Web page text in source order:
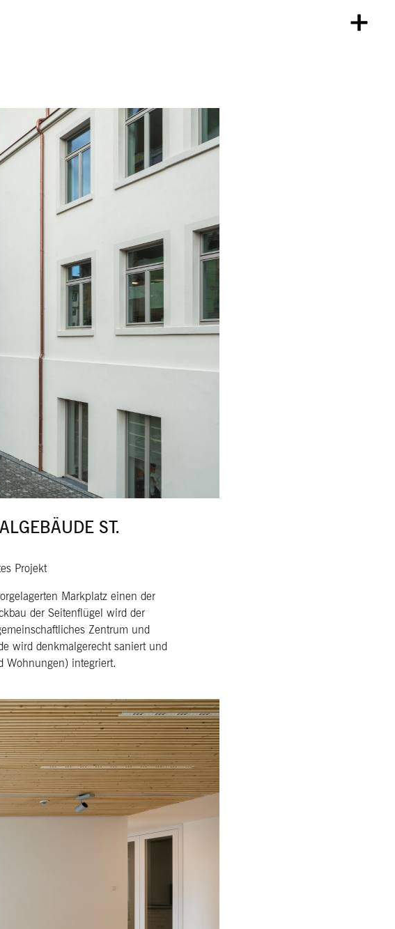
ST.
Projekt
Markplatz einen der
der Seitenflügel wird der
Zentrum und
wird denkmalgerecht saniert und
Wohnungen) integriert.